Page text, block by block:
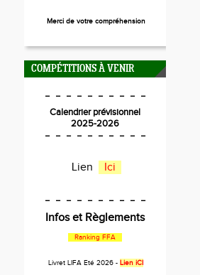
Merci de votre compréhension
COMPÉTITIONS À VENIR
_ _ _ _ _ _ _ _ _ _
Calendrier prévisionnel
2025-2026
_ _ _ _ _ _ _ _ _ _
Lien Ici
_ _ _ _ _ _ _ _ _ _
Infos et Règlements
Ranking FFA
Livret LIFA Eté 2026 - Lien iCI